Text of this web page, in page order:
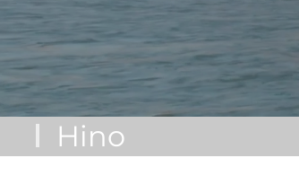
Hino